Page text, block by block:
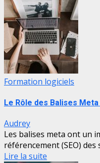
Formation logiciels
Le Rôle des Balises
Audrey
Les balises meta ont un
référencement (SEO)
Lire la suite